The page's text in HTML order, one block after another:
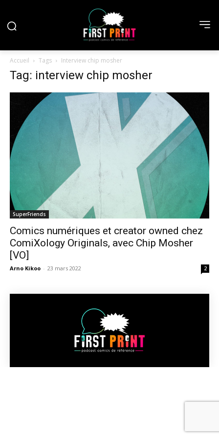
Accueil Tags Interview chip mosher
Tag: interview chip mosher
SuperFriends
Comics numériques et creator owned chez
ComiXology Originals, avec Chip Mosher
[VO]
Arno Kikoo - 23 mars 2022 2